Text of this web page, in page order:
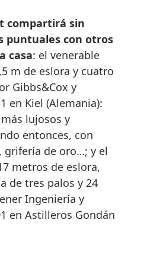
compartirá sin
puntuales con otros
casa: el venerable
m de eslora y cuatro
Gibbs&Cox y
en Kiel (Alemania):
lujosos y
entonces, con
grifería de oro…; y el
metros de eslora,
de tres palos y 24
Ingeniería y
en Astilleros Gondán